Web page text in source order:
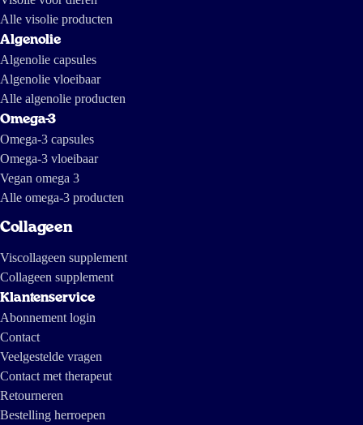
laatste is een reportage van onderzoeksjournalisten van The International
Consortium of Investigative Journalists and IDL-Reporteros, van een
paar jaar geleden en laat zien hoe visolie in Zuid-Amerika wordt
gemaakt.
Alle visolie producten
Algenolie
Algenolie capsules
Algenolie vloeibaar
Alle algenolie producten
Omega-3
Omega-3 capsules
Omega-3 vloeibaar
Vegan omega 3
Alle omega-3 producten
Collageen
Viscollageen supplement
Collageen supplement
Klantenservice
Abonnement login
Contact
Veelgestelde vragen
Contact met therapeut
Retourneren
Bestelling herroepen